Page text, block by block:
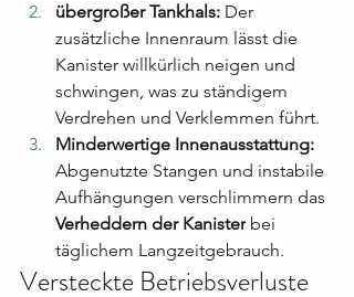
übergroßer Tankhals: Der
zusätzliche Innenraum lässt die
Kanister willkürlich neigen und
schwingen, was zu ständigem
Verdrehen und Verklemmen führt.
Minderwertige Innenausstattung:
Abgenutzte Stangen und instabile
Aufhängungen verschlimmern das
Verheddern der Kanister bei
täglichem Langzeitgebrauch.
Versteckte Betriebsverluste